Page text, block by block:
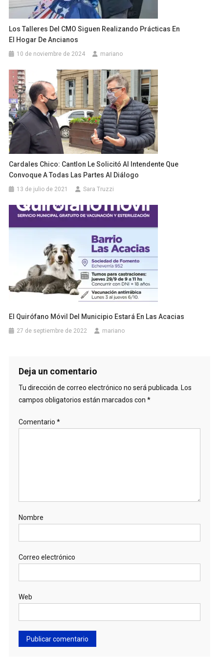
Los Talleres Del CMO Siguen Realizando Prácticas En
El Hogar De Ancianos
10 de noviembre de 2024 mariano
Cardales Chico: Cantlon Le Solicitó Al Intendente Que
Convoque A Todas Las Partes Al Diálogo
13 de julio de 2021 Sara Truzzi
El Quirófano Móvil Del Municipio Estará En Las Acacias
27 de septiembre de 2022 mariano
Deja un comentario
Tu dirección de correo electrónico no será publicada. Los
campos obligatorios están marcados con *
Comentario *
Nombre
Correo electrónico
Web